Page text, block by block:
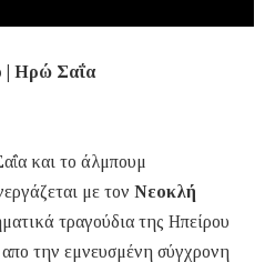
| Ηρώ Σαΐα
και το άλμπουμ
με τον Νεοκλή
τραγούδια της Ηπείρου
την εμνευσμένη σύγχρονη